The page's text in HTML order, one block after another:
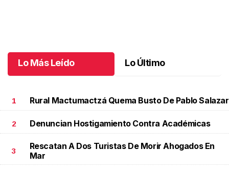
Lo Más Leído Lo Último
1 Rural Mactumactzá Quema Busto De Pablo Salazar
2 Denuncian Hostigamiento Contra Académicas
3
Rescatan A Dos Turistas De Morir Ahogados En
Mar